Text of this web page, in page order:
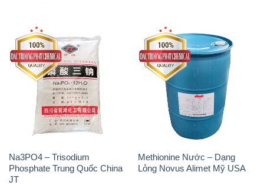
Na3PO4 – Trisodium
Phosphate Trung Quốc China
JT
Methionine Nước – Dạng
Lỏng Novus Alimet Mỹ USA